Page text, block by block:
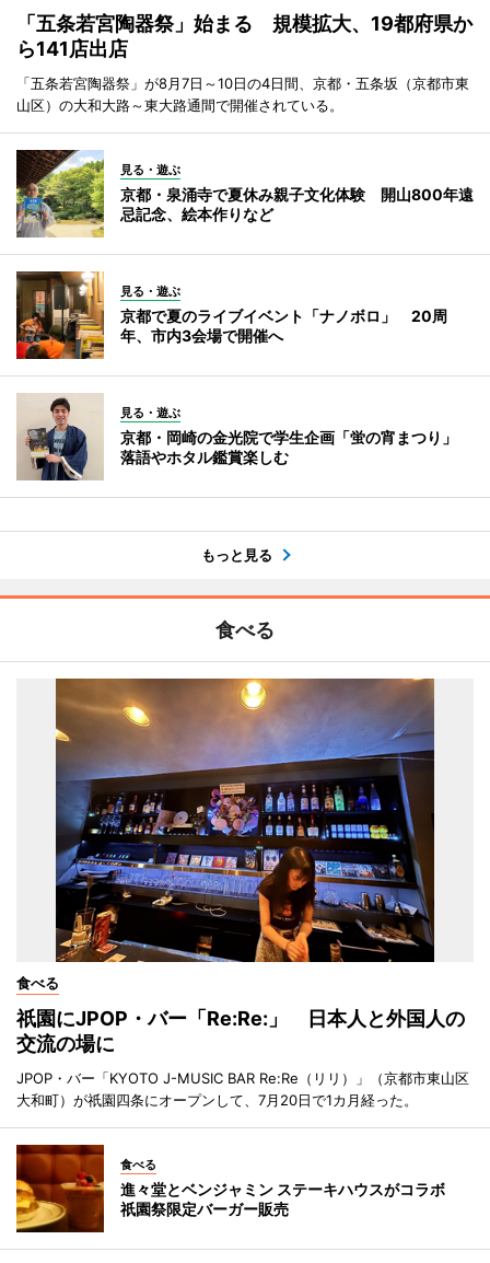
「五条若宮陶器祭」始まる 規模拡大、19都府県か
ら141店出店
「五条若宮陶器祭」が8月7日～10日の4日間、京都・五条坂（京都市東
山区）の大和大路～東大路通間で開催されている。
見る・遊ぶ
京都・泉涌寺で夏休み親子文化体験 開山800年遠
忌記念、絵本作りなど
見る・遊ぶ
京都で夏のライブイベント「ナノボロ」 20周
年、市内3会場で開催へ
見る・遊ぶ
京都・岡崎の金光院で学生企画「蛍の宵まつり」
落語やホタル鑑賞楽しむ
もっと見る
食べる
食べる
祇園にJPOP・バー「Re:Re:」 日本人と外国人の
交流の場に
JPOP・バー「KYOTO J-MUSIC BAR Re:Re（リリ）」（京都市東山区
大和町）が祇園四条にオープンして、7月20日で1カ月経った。
食べる
進々堂とベンジャミン ステーキハウスがコラボ
祇園祭限定バーガー販売